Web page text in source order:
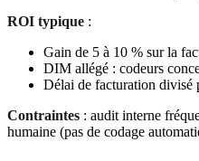
ROI typique :
Gain de 5 à 10 % sur la
DIM allégé : codeurs
Délai de facturation divisé
Contraintes : audit interne
humaine (pas de codage